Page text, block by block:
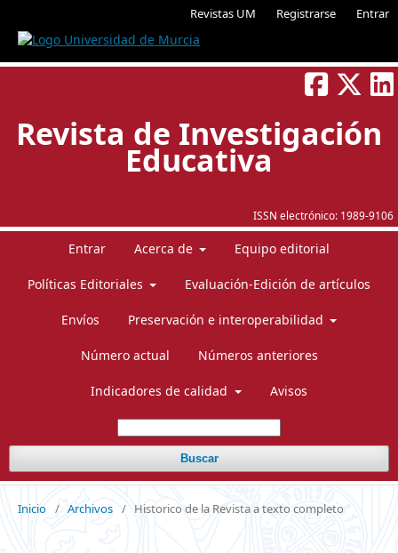
Revistas UM Registrarse Entrar
ISSN electrónico: 1989-9106
Revista de Investigación
Educativa
Entrar Acerca de Equipo editorial
Políticas Editoriales Evaluación-Edición de artículos
Envíos Preservación e interoperabilidad
Número actual Números anteriores
Indicadores de calidad Avisos
Buscar
Inicio / Archivos / Historico de la Revista a texto completo